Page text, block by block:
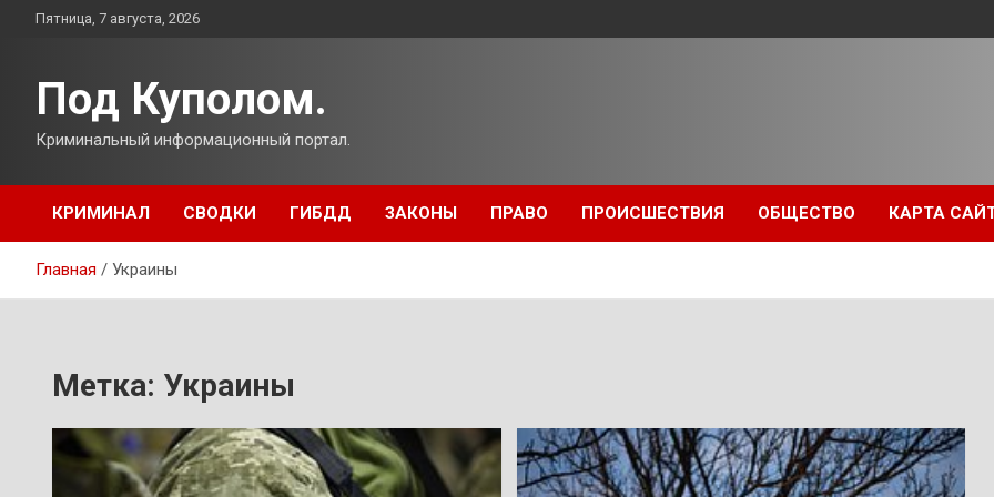
ПерейтиПятница, 7 августа, 2026
Под Куполом.
Криминальный информационный портал.
КРИМИНАЛ СВОДКИ ГИБДД ЗАКОНЫ ПРАВО ПРОИСШЕСТВИЯ ОБЩЕСТВО КАРТА
Главная Украины
Метка: Украины